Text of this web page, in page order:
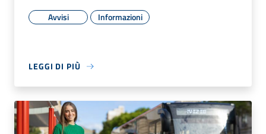
Avvisi Informazioni
LEGGI DI PIÙ